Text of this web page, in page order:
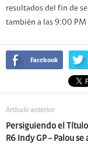
resultados del fin de
también a las 9:00 PM
Facebook
Artículo anterior
Persiguiendo el
R6 Indy GP – Palou se